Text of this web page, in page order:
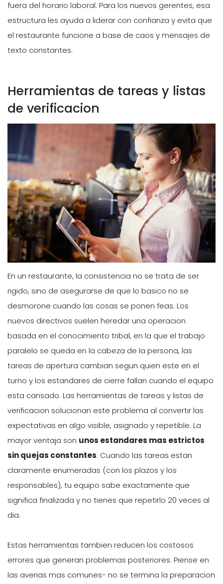
fuera del horario laboral. Para los nuevos gerentes, esa
estructura les ayuda a liderar con confianza y evita que
el restaurante funcione a base de caos y mensajes de
texto constantes.
Herramientas de tareas y listas
de verificacion
En un restaurante, la consistencia no se trata de ser
rigido, sino de asegurarse de que lo basico no se
desmorone cuando las cosas se ponen feas. Los
nuevos directivos suelen heredar una operacion
basada en el conocimiento tribal, en la que el trabajo
paralelo se queda en la cabeza de la persona, las
tareas de apertura cambian segun quien este en el
turno y los estandares de cierre fallan cuando el equipo
esta cansado. Las herramientas de tareas y listas de
verificacion solucionan este problema al convertir las
expectativas en algo visible, asignado y repetible. La
mayor ventaja son unos estandares mas estrictos
sin quejas constantes. Cuando las tareas estan
claramente enumeradas (con los plazos y los
responsables), tu equipo sabe exactamente que
significa finalizada y no tienes que repetirlo 20 veces al
dia.
Estas herramientas tambien reducen los costosos
errores que generan problemas posteriores. Piense en
las averias mas comunes- no se termina la preparacion